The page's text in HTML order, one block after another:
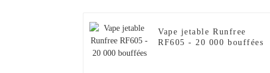
Vape jetable Runfree
RF605 - 20 000 bouffées